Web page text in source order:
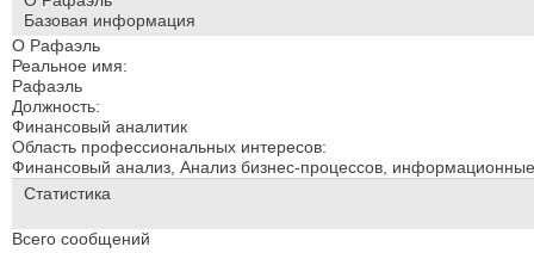
Базовая информация
О Рафаэль
Реальное имя:
Рафаэль
Должность:
Финансовый аналитик
Область профессиональных интересов:
Финансовый анализ, Анализ бизнес-процессов,
Статистика
Всего сообщений